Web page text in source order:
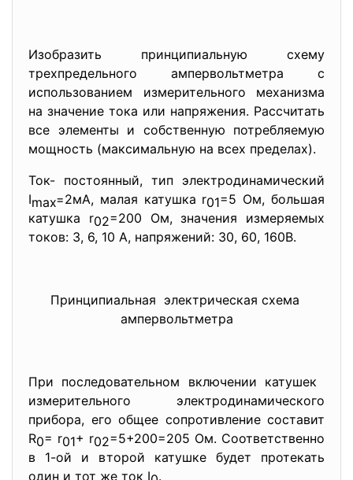
Изобразить принципиальную схему
трехпредельного ампервольтметра с
использованием измерительного механизма
на значение тока или напряжения. Рассчитать
все элементы и собственную потребляемую
мощность (максимальную на всех пределах).
Ток- постоянный, тип электродинамический
Imax=2мА, малая катушка r01=5 Ом, большая
катушка r02=200 Ом, значения измеряемых
токов: 3, 6, 10 А, напряжений: 30, 60, 160В.
Принципиальная электрическая схема
ампервольтметра
При последовательном включении катушек
измерительного электродинамического
прибора, его общее сопротивление составит
R0= r01+ r02=5+200=205 Ом. Соответственно
в 1-ой и второй катушке будет протекать
один и тот же ток I .